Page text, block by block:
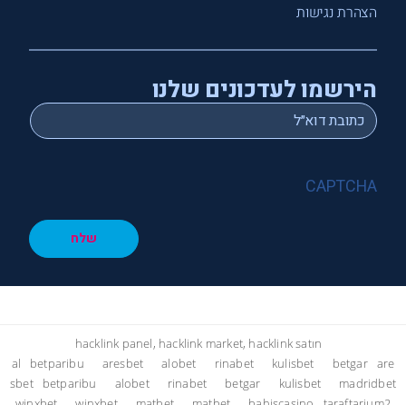
הצהרת נגישות
הירשמו לעדכונים שלנו
Email
*
CAPTCHA
שלח
hacklink panel, hacklink market, hacklink satın
al
betparibu aresbet alobet rinabet kulisbet betgar
are
sbet
betparibu alobet rinabet betgar kulisbet
madridbet